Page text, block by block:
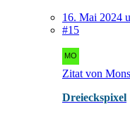
16. Mai 2024
#15
Zitat von
Dreieckspixel